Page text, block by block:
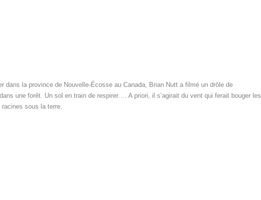
dans la province de Nouvelle-Écosse au Canada, Brian Nutt a filmé un drôle de
une forêt. Un sol en train de respirer…. A priori, il s’agirait du vent qui ferait bouger les
sous la terre.